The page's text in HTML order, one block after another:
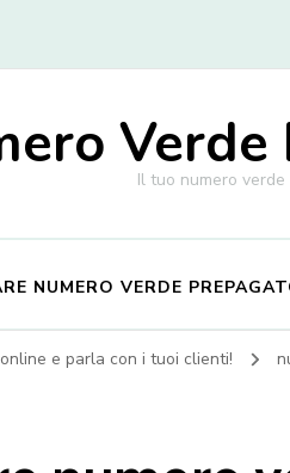
Il tuo numero
NUMERO VERDE
e parla con i tuoi clienti!